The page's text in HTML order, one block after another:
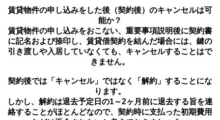
賃貸物件の申し込みをした後（契約後）のキャンセルは可
能か？
賃貸物件の申し込みをおこない、重要事項説明後に契約書
に記名および捺印し、賃貸借契約を結んだ場合には、鍵の
引き渡しや入居していなくても、キャンセルすることはで
きません。
契約後では「キャンセル」ではなく「解約」することにな
ります。
しかし、解約は退去予定日の1～2ヶ月前に退去する旨を連
絡することがほとんどなので、契約時に支払った初期費用